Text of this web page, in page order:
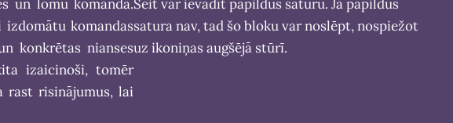
Šeit var ievadīt papildus saturu. Ja papildus
satura nav, tad šo bloku var noslēpt, nospiežot
uz ikoniņas augšējā stūrī.
un lomu komandā.
komandas
konkrētas nianses
izaicinoši, tomēr
rast risinājumus, lai